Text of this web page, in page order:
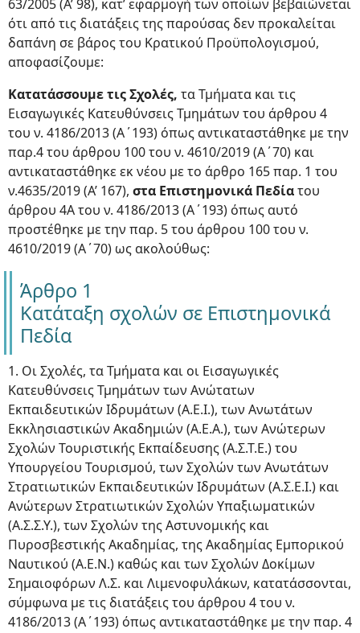
63/2005 (Α’ 98), κατ’ εφαρμογή των οποίων βεβαιώνεται
ότι από τις διατάξεις της παρούσας δεν προκαλείται
δαπάνη σε βάρος του Κρατικού Προϋπολογισμού,
αποφασίζουμε:
Κατατάσσουμε τις Σχολές, τα Τμήματα και τις
Εισαγωγικές Κατευθύνσεις Τμημάτων του άρθρου 4
του ν. 4186/2013 (Α΄193) όπως αντικαταστάθηκε με την
παρ.4 του άρθρου 100 του ν. 4610/2019 (Α΄70) και
αντικαταστάθηκε εκ νέου με το άρθρο 165 παρ. 1 του
ν.4635/2019 (Α’ 167), στα Επιστημονικά Πεδίατου
άρθρου 4Α του ν. 4186/2013 (Α΄193) όπως αυτό
προστέθηκε με την παρ. 5 του άρθρου 100 του ν.
4610/2019 (Α΄70) ως ακολούθως:
Άρθρο 1
Κατάταξη σχολών σε Επιστημονικά
Πεδία
1. Οι Σχολές, τα Τμήματα και οι Εισαγωγικές
Κατευθύνσεις Τμημάτων των Ανώτατων
Εκπαιδευτικών Ιδρυμάτων (Α.Ε.Ι.), των Ανωτάτων
Εκκλησιαστικών Ακαδημιών (Α.Ε.Α.), των Ανώτερων
Σχολών Τουριστικής Εκπαίδευσης (Α.Σ.Τ.Ε.) του
Υπουργείου Τουρισμού, των Σχολών των Ανωτάτων
Στρατιωτικών Εκπαιδευτικών Ιδρυμάτων (Α.Σ.Ε.Ι.) και
Ανώτερων Στρατιωτικών Σχολών Υπαξιωματικών
(Α.Σ.Σ.Υ.), των Σχολών της Αστυνομικής και
Πυροσβεστικής Ακαδημίας, της Ακαδημίας Εμπορικού
Ναυτικού (Α.Ε.Ν.) καθώς και των Σχολών Δοκίμων
Σημαιοφόρων Λ.Σ. και Λιμενοφυλάκων, κατατάσσονται,
σύμφωνα με τις διατάξεις του άρθρου 4 του ν.
4186/2013 (Α΄193) όπως αντικαταστάθηκε με την παρ. 4